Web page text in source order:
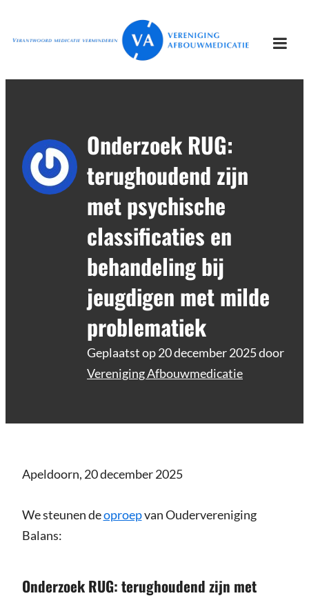
naar
inhoud
Vereniging
Afbouwmedicatie
Verantwoord afbouwen
Onderzoek RUG:
terughoudend zijn
met psychische
classificaties en
behandeling bij
jeugdigen met milde
problematiek
Geplaatst op20 december 2025door
Vereniging Afbouwmedicatie
Apeldoorn, 20 december 2025
We steunen deoproepvan Oudervereniging
Balans:
Onderzoek RUG: terughoudend zijn met